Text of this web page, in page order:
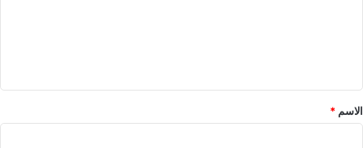
*
الاسم *